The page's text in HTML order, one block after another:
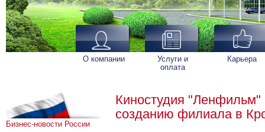
О компании Услуги и
оплата
Карьера
Бизнес-новости России
Киностудия "Ленфильм"
созданию филиала в